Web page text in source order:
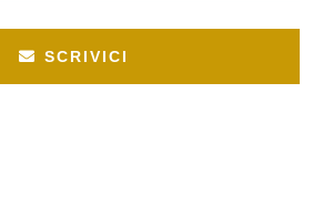
SCRIVICI